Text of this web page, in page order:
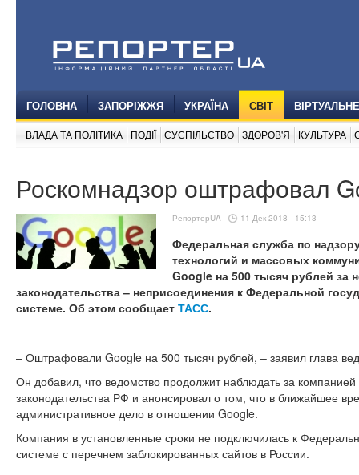
ГОЛОВНА ЗАПОРІЖЖЯ УКРАЇНА СВІТ
ВЛАДА ТА ПОЛІТИКА ПОДІЇ СУСПІЛЬСТВО ЗДОРОВ'Я КУЛЬТУРА
Роскомнадзор оштрафовал
РепортерUA 11 Дек 2018 - 15:13
Федеральная служба по
технологий и массовых
Google на 500 тысяч рублей за
законодательства ‒ неприсоединения к Федеральной
системе. Об этом сообщает ТАСС.
‒ Оштрафовали Google на 500 тысяч рублей, ‒ заявил глава
Он добавил, что ведомство продолжит наблюдать за
законодательства РФ и анонсировал о том, что в ближайшее
административное дело в отношении Google.
Компания в установленные сроки не подключилась к
системе с перечнем заблокированных сайтов в России.